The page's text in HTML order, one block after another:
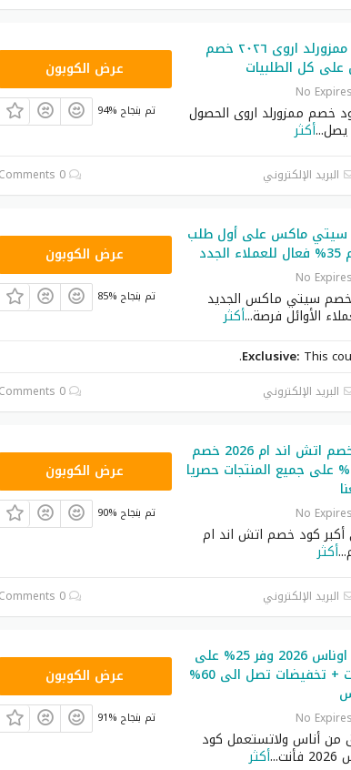
كود خصم ممزورلد اروى ٢٠٢٦ خصم
No Expires
خصم ممزورلد اروى الحصول
...أكثر
عرض الكوبون
94% تم بنجاح
البريد الإلكتروني
ماكس على أول طلب
No Expires
سيتي ماكس الجديد
الأوائل فرصة...أكثر
عرض الكوبون
85% تم بنجاح
Exclusive: This
البريد الإلكتروني
أكبر كود خصم اتش اند ام 2026 خصم
اضافي 25% على جميع المنتجات حصريا
No Expires
كود خصم اتش اند ام
...أكثر
AKXWعرض الكوبون
90% تم بنجاح
البريد الإلكتروني
كود خصم اوناس 2026 وفر 25% على
كل الطلبات + تخفيضات تصل الى 60%
No Expires
أناس ولاتستعمل كود
...أكثر
DB115عرض الكوبون
91% تم بنجاح